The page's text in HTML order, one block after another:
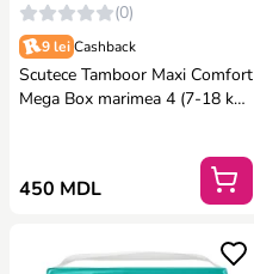
(0)
9 lei Cashback
Scutece Tamboor Maxi Comfort
Mega Box marimea 4 (7-18 kg),
450 MDL